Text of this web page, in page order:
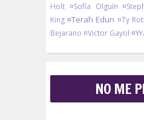
Holt ¤Sofía Olguín
King ¤Terah Edun ¤Ty
Bejarano ¤Victor Gayol
NO ME